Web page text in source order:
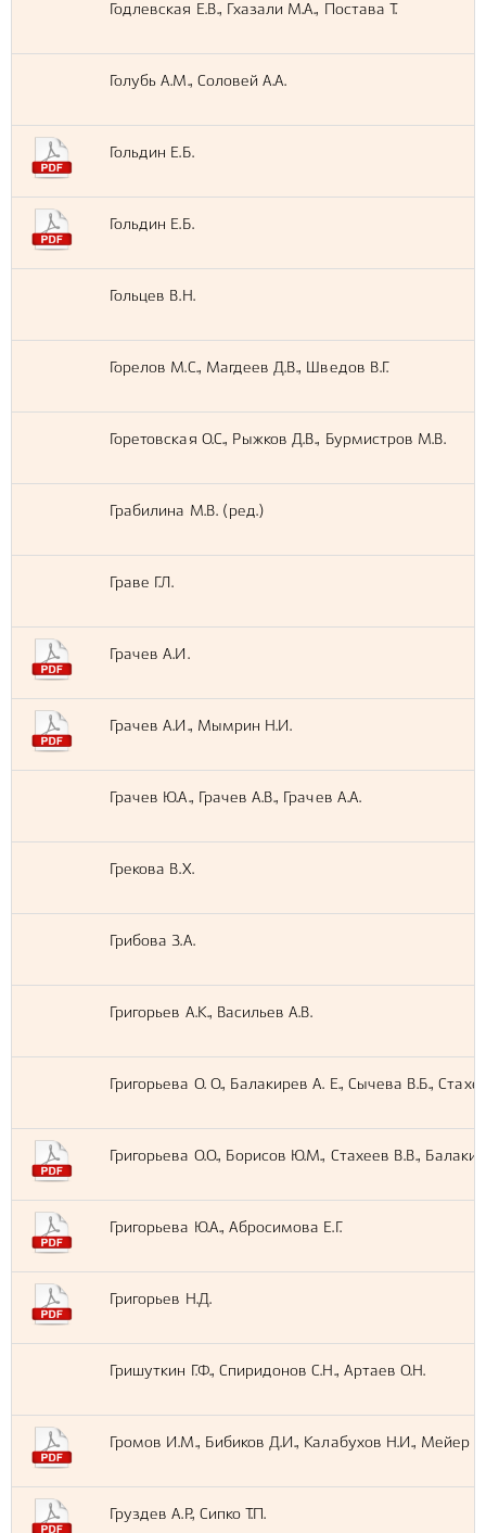
Годлевская Е.В., Гхазали М.А., Постава Т.
Голубь А.М., Соловей А.А.
Гольдин Е.Б.
Гольдин Е.Б.
Гольцев В.Н.
Горелов М.С., Магдеев Д.В., Шведов В.Г.
Горетовская О.С., Рыжков Д.В., Бурмистров М.В.
Грабилина М.В. (ред.)
Граве Г.Л.
Грачев А.И.
Грачев А.И., Мымрин Н.И.
Грачев Ю.А., Грачев А.В., Грачев А.А.
Грекова В.Х.
Грибова З.А.
Григорьев А.К., Васильев А.В.
Григорьева О. О., Балакирев А. Е., Сычева В.Б.,
Григорьева О.О., Борисов Ю.М., Стахеев В.В.,
Григорьева Ю.А., Абросимова Е.Г.
Григорьев Н.Д.
Гришуткин Г.Ф., Спиридонов С.Н., Артаев О.Н.
Громов И.М., Бибиков Д.И., Калабухов Н.И., Мейер
Груздев А.Р., Сипко Т.П.